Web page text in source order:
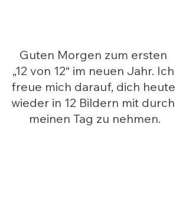
Guten Morgen zum ersten
„12 von 12“ im neuen Jahr. Ich
freue mich darauf, dich heute
wieder in 12 Bildern mit durch
meinen Tag zu nehmen.